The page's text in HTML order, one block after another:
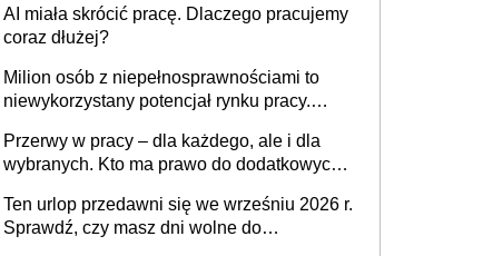
Ustaw
AI miała skrócić pracę. Dlaczego pracujemy
coraz dłużej?
Milion osób z niepełnosprawnościami to
niewykorzystany potencjał rynku pracy.
dofinansowań czy refundacji, ale bariery po
stronie systemu i świadomości
pracodawców [WYWIAD]
Przerwy w pracy – dla każdego, ale i dla
wybranych. Kto ma prawo do dodatkowych
Ten urlop przedawni się we wrześniu 2026 r.
Sprawdź, czy masz dni wolne do